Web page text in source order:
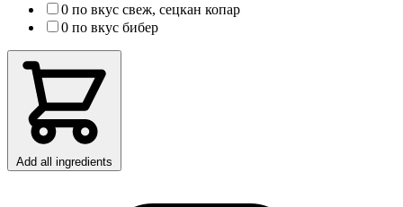
0 по вкус свеж, сецкан копар
0 по вкус бибер
Add all ingredients